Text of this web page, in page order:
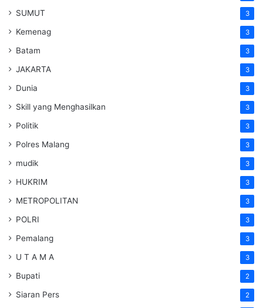
SUMUT 3
Kemenag 3
Batam 3
JAKARTA 3
Dunia 3
Skill yang Menghasilkan 3
Politik 3
Polres Malang 3
mudik 3
HUKRIM 3
METROPOLITAN 3
POLRI 3
Pemalang 3
U T A M A 3
Bupati 2
Siaran Pers 2